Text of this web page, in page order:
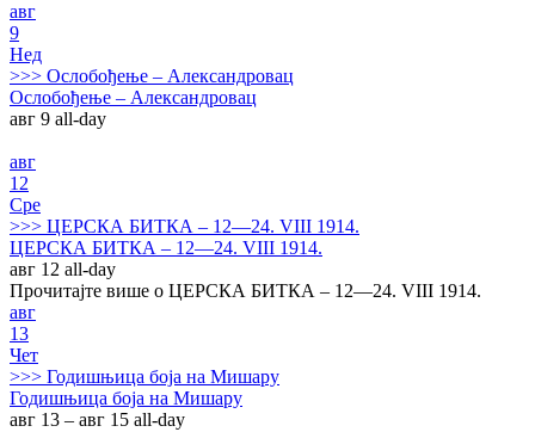
авг
9
Нед
>>> Ослобођење – Александровац
Ослобођење – Александровац
авг 9 all-day
авг
12
Сре
>>> ЦЕРСКА БИТКА – 12—24. VIII 1914.
ЦЕРСКА БИТКА – 12—24. VIII 1914.
авг 12 all-day
Прочитајте више о ЦЕРСКА БИТКА – 12—24. VIII 1914.
авг
13
Чет
>>> Годишњица боја на Мишару
Годишњица боја на Мишару
авг 13 – авг 15 all-day